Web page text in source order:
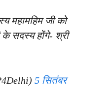
महामहिम जी को
सदस्य होंगे- श्री
5 सितंबर